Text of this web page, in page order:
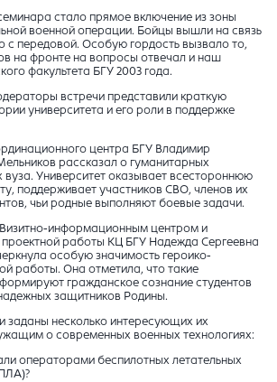
стало прямое включение из зоны
военной операции. Бойцы вышли на связь
с передовой. Особую гордость вызвало то,
на фронте на вопросы отвечал и наш
факультета БГУ 2003 года.
встречи представили краткую
университета и его роли в поддержке
центра БГУ Владимир
рассказал о гуманитарных
вуза. Университет оказывает всестороннюю
поддерживает участников СВО, членов их
чьи родные выполняют боевые задачи.
информационным центром и
проектной работы КЦ БГУ Надежда Сергеевна
особую значимость героико-
работы. Она отметила, что такие
гражданское сознание студентов
защитников Родины.
заданы несколько интересующих их
о современных военных технологиях:
операторами беспилотных летательных